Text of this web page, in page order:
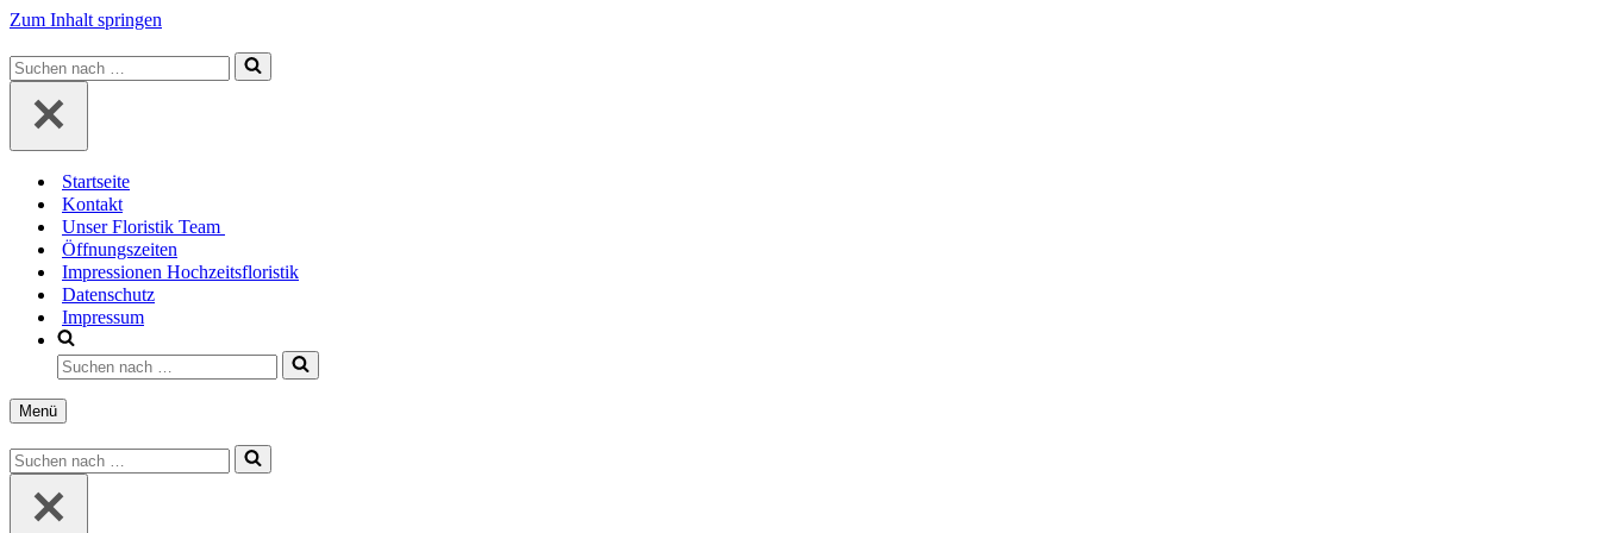
Zum Inhalt springen
Suchen
nach …
Startseite
Kontakt
Unser Floristik Team
Öffnungszeiten
Impressionen Hochzeitsfloristik
Datenschutz
Impressum
Suchen
nach …
Menü
Navigationsmenü
Suchen
nach …